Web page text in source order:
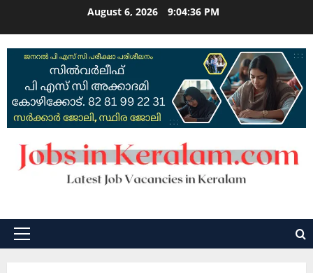
August 6, 2026 9:04:37 PM
Primary